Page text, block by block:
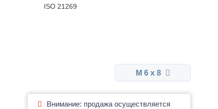
ISO 21269
М 6 x 8
Внимание: продажа осуществляется